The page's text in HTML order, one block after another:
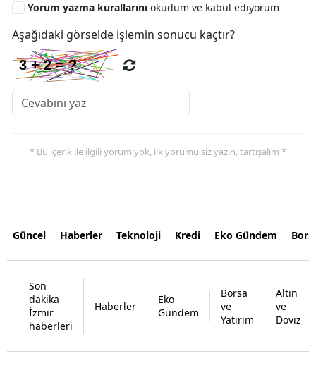
Yorum yazma kurallarını okudum ve kabul ediyorum
Aşağıdaki görselde işlemin sonucu kaçtır?
* Bu içerik ile ilgili yorum yok, ilk yorumu siz yazın, tartışalım *
Güncel Haberler Teknoloji Kredi Eko Gündem
Son
dakika
İzmir
haberleri
Haberler
Eko
Gündem
Borsa
ve
Yatırım
Altın
ve
Döviz